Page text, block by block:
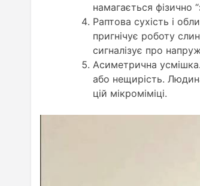
намагається фізично
Раптова сухість і
пригнічує роботу
сигналізує про
Асиметрична
або нещирість.
цій мікроміміці.